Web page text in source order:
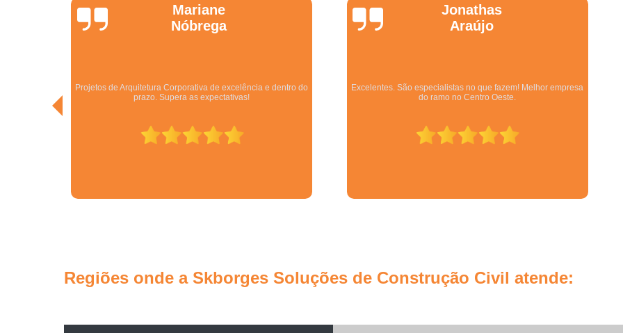
Empresa de Gerenciamento e
Empresa
Escritório de Arquitetura para
Empresa de Gestão de
Empresa de Planejamento e
Jonathas
Araújo
Excelentes. São especialistas no que fazem! Melhor empresa
do ramo no Centro Oeste.
Wanessa
Marques
Equipe qualificada, atendimento muito pontual e de forma
organizada. Preza pela qualidade, bom gosto e preço justo.
Regiões onde a Skborges Soluções de Construção Civil atende: